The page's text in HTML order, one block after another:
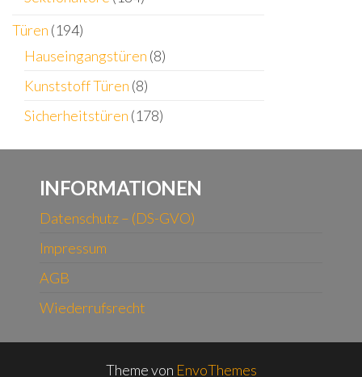
Türen (194)
Hauseingangstüren (8)
Kunststoff Türen (8)
Sicherheitstüren (178)
INFORMATIONEN
Datenschutz – (DS-GVO)
Impressum
AGB
Wiederrufsrecht
Theme von EnvoThemes